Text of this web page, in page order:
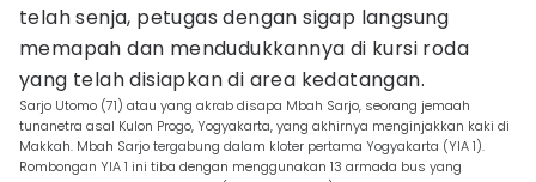
telah senja, petugas dengan sigap langsung
memapah dan mendudukkannya di kursi roda
yang telah disiapkan di area kedatangan.
Sarjo Utomo (71) atau yang akrab disapa Mbah Sarjo, seorang jemaah
tunanetra asal Kulon Progo, Yogyakarta, yang akhirnya menginjakkan kaki di
Makkah. Mbah Sarjo tergabung dalam kloter pertama Yogyakarta (YIA 1).
Rombongan YIA 1 ini tiba dengan menggunakan 13 armada bus yang